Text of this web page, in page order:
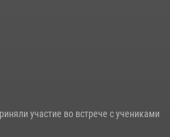
правопорядок при
участие во встрече с учениками